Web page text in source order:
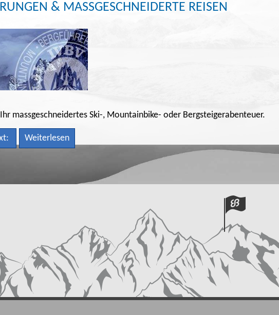
& MASSGESCHNEIDERTE REISEN
massgeschneidertes Ski-, Mountainbike- oder Bergsteigerabenteuer.
Weiterlesen